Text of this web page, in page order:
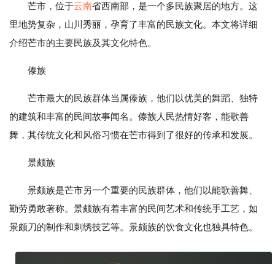
芒市，位于云南省西南部，是一个多民族聚居的地方。这
里地势复杂，山川秀丽，孕育了丰富的民族文化。本文将详细
介绍芒市的主要民族及其文化特色。
傣族
芒市最大的民族群体当属傣族，他们以优美的舞蹈、独特
的建筑和丰富的民间故事闻名。傣族人民热情好客，能歌善
舞，其传统文化和风俗习惯在芒市得到了很好的传承和发展。
景颇族
景颇族是芒市另一个重要的民族群体，他们以能歌善舞、
勤劳勇敢著称。景颇族有着丰富的民间艺术和传统手工艺，如
景颇刀的制作和刺绣技艺等。景颇族的饮食文化也独具特色。